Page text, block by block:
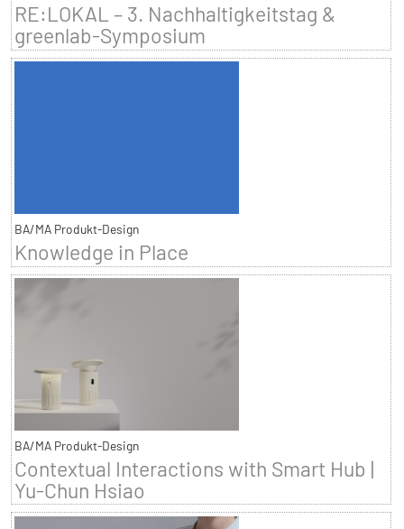
RE:LOKAL – 3. Nachhaltigkeitstag &
greenlab-Symposium
BA/MA Produkt-Design
Knowledge in Place
BA/MA Produkt-Design
Contextual Interactions with Smart Hub |
Yu-Chun Hsiao